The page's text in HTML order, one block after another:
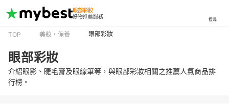
眼部彩妝
好物推薦服務
搜尋
TOP 美妝・保養 眼部彩妝
眼部彩妝
介紹眼影、睫毛膏及眼線筆等，與眼部彩妝相關之推薦人氣商品排
行榜。